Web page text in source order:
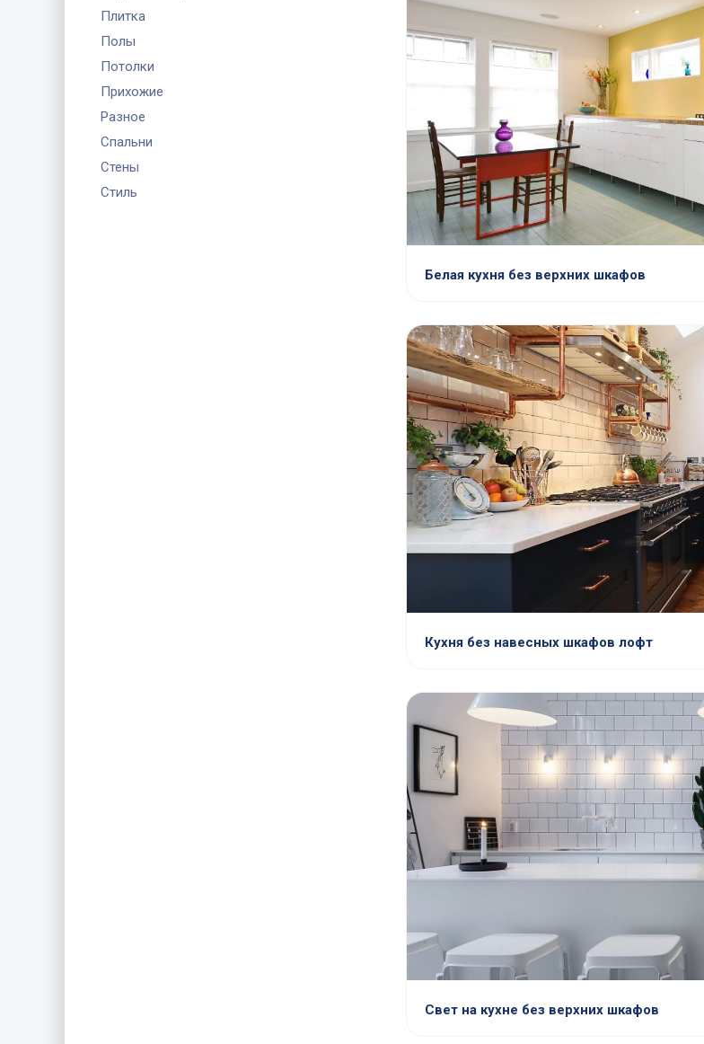
Плитка
Полы
Потолки
Прихожие
Разное
Спальни
Стены
Стиль
Белая кухня без верхних шкафов
Кухня без навесных шкафов лофт
Свет на кухне без верхних шкафов